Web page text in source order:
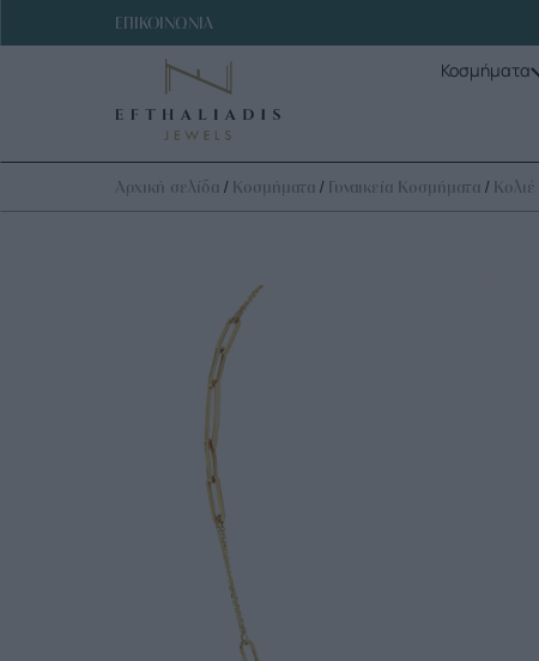
ΕΠΙΚΟΙΝΩΝΙΑ
Κοσμήματα
Αρχική σελίδα / Κοσμήματα / Γυναικεία Κοσμήματα / Κολιέ